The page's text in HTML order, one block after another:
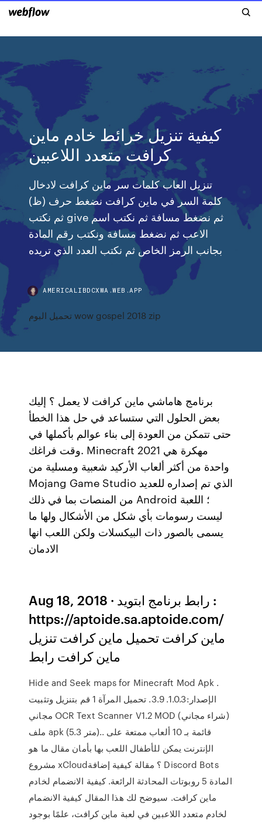
كيفية تنزيل خرائط خادم ماين
كرافت متعدد اللاعبين
تنزيل العاب كلمات سر ماين كرافت لادخال
كلمة السر في ماين كرافت نضغط حرف (ظ)
ثم نكتب give ثم نضغط مسافة ثم نكتب اسم
الاعب ثم نضغط مسافة ونكتب رقم المادة
بجانب الرمز الخاص ثم نكتب العدد الذي تريده
AMERICALIBDCXWA.WEB.APP
تحميل البوم wow gospel 2018 zip
برنامج هاماشي ماين كرافت لا يعمل ؟ إليك
بعض الحلول التي ستساعد في حل هذا الخطأ
حتى تتمكن من العودة إلى بناء عوالم بأكملها في
وقت فراغك. Minecraft 2021 مهكرة هي
واحدة من أكثر ألعاب الأركيد شعبية ومسلية من
Mojang Game Studio الذي تم إصداره للعديد
من المنصات بما في ذلك Android ؛ اللعبة
ليست رسومات بأي شكل من الأشكال ولها ما
يسمى بالصور ذات البيكسلات ولكن اللعب انها
الادمان
Aug 18, 2018 · رابط برنامج ابتويد :
https://aptoide.sa.aptoide.com/
ماين كرافت تحميل ماين كرافت تنزيل
ماين كرافت رابط
Hide and Seek maps for Minecraft Mod Apk .
الإصدار:1.0.3. 3.9. تحميل المرآة 1 قم بتنزيل وتثبيت
مجاني OCR Text Scanner V1.2 MOD (شراء مجاني)
ملف apk (5.3 متر).. قائمة بـ 10 ألعاب ممتعة على
الإنترنت يمكن للأطفال اللعب بها بأمان مقال ما هو
مشروع xCloud؟ مقالة كيفية إضافة Discord Bots
المادة 5 روبوتات المحادثة الرائعة. كيفية الانضمام لخادم
ماين كرافت. سيوضح لك هذا المقال كيفية الانضمام
لخادم متعدد اللاعبين في لعبة ماين كرافت، علمًا بوجود